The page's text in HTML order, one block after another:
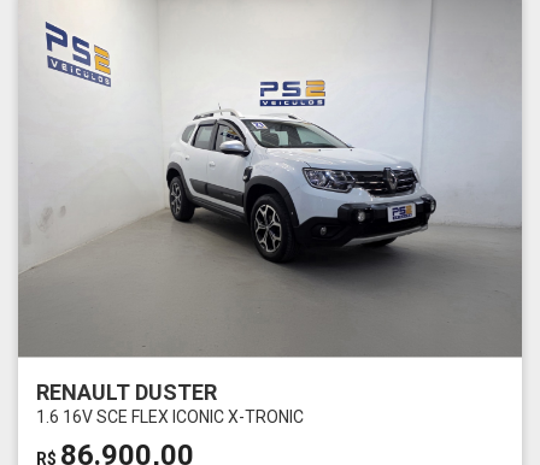
RENAULT DUSTER
1.6 16V SCE FLEX ICONIC X-TRONIC
R$ 86.900,00